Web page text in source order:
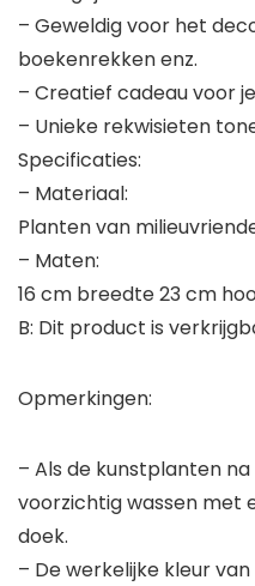
– Geweldig voor het
boekenrekken enz.
– Creatief cadeau voor
– Unieke rekwisieten
Specificaties:
– Materiaal:
Planten van
– Maten:
16 cm breedte 23 cm
B: Dit product is
Opmerkingen:
– Als de kunstplanten
voorzichtig wassen met
doek.
– De werkelijke kleur